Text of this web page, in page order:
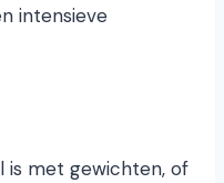
intensieve
is met gewichten, of